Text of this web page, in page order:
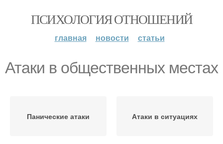
ПСИХОЛОГИЯ ОТНОШЕНИЙ
главная новости статьи
Атаки в общественных местах
Панические атаки Атаки в ситуациях